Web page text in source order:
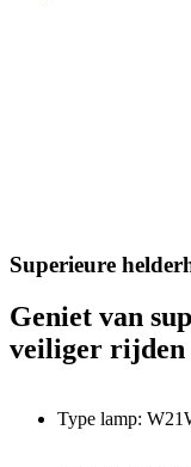
Superieure
Geniet van
veiliger rijden
Type lamp: